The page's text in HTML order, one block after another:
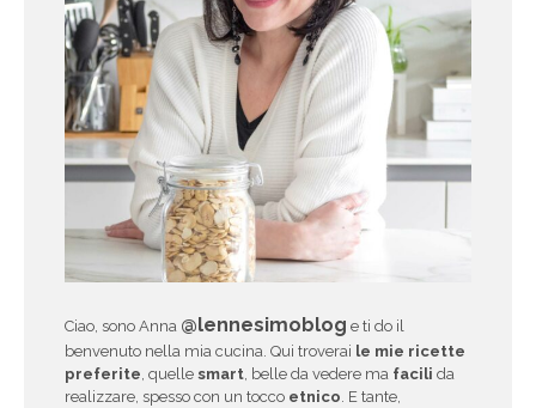
Ciao, sono Anna @lennesimoblog e ti do il
benvenuto nella mia cucina. Qui troverai le mie ricette
preferite, quelle smart, belle da vedere ma facili da
realizzare, spesso con un tocco etnico. E tante,